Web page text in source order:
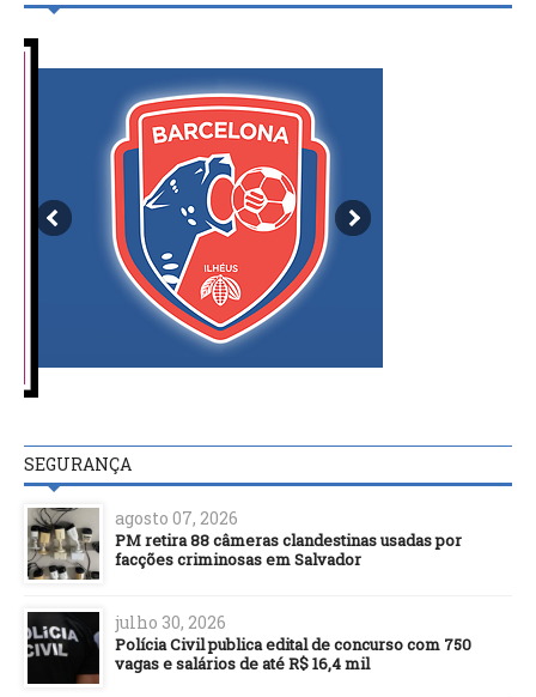
SEGURANÇA
agosto 07, 2026
PM retira 88 câmeras clandestinas usadas por
facções criminosas em Salvador
julho 30, 2026
Polícia Civil publica edital de concurso com 750
vagas e salários de até R$ 16,4 mil